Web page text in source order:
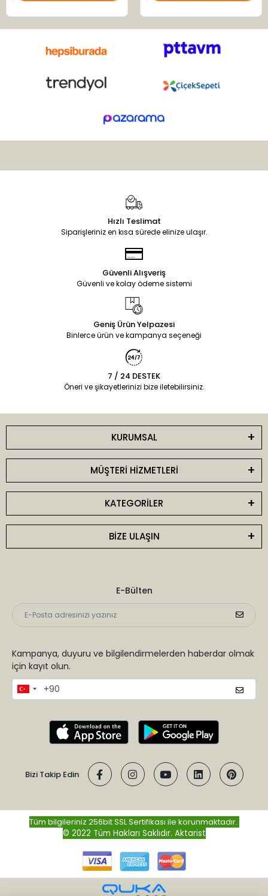
Hızlı Teslimat
Siparişleriniz en kısa sürede elinize ulaşır.
Güvenli Alışveriş
Güvenli ve kolay ödeme sistemi
Geniş Ürün Yelpazesi
Binlerce ürün ve kampanya seçeneği
7 / 24 DESTEK
Öneri ve şikayetlerinizi bize iletebilirsiniz.
KURUMSAL
MÜŞTERİ HİZMETLERİ
KATEGORİLER
BİZE ULAŞIN
E-Bülten
Kampanya, duyuru ve bilgilendirmelerden haberdar olmak
için kayıt olun.
Bizi Takip Edin
Tüm bilgileriniz 256bit SSL Sertifikası ile korunmaktadır.
© 2022 Tüm Hakları Saklıdır. Aktarist